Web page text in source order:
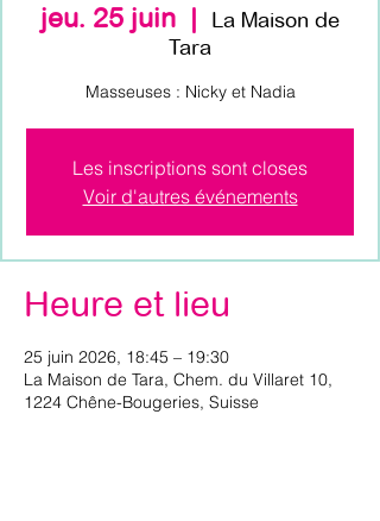
jeu. 25 juin
  |
La Maison de
Tara
Masseuses : Nicky et Nadia
Les inscriptions sont closes
Voir d'autres événements
Heure et lieu
25 juin 2026, 18:45 – 19:30
La Maison de Tara, Chem. du Villaret 10,
1224 Chêne-Bougeries, Suisse